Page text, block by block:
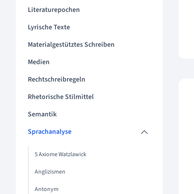
Literaturepochen
Lyrische Texte
Materialgestütztes Schreiben
Medien
Rechtschreibregeln
Rhetorische Stilmittel
Semantik
Sprachanalyse
5 Axiome Watzlawick
Anglizismen
Antonym